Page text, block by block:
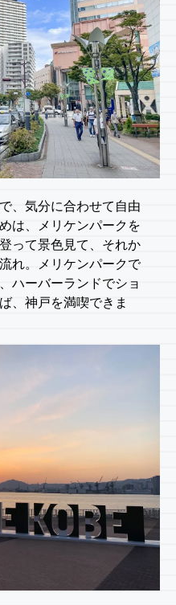
、気分に合わせて自由
は、メリケンパークを
って景色見て、それか
れ。メリケンパークで
ハーバーランドでショ
、神戸を満喫できま